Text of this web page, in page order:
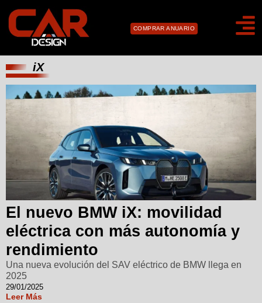
COMPRAR ANUARIO
iX
El nuevo BMW iX: movilidad
eléctrica con más autonomía y
rendimiento
Una nueva evolución del SAV eléctrico de BMW llega en
2025
29/01/2025
Leer Más